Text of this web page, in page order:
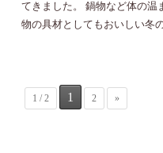
てきました。 鍋物など体の温
物の具材としてもおいしい冬
1 / 2 1 2 »